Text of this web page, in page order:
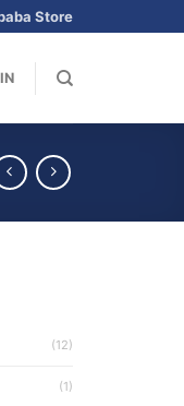
Store
(12)
(1)